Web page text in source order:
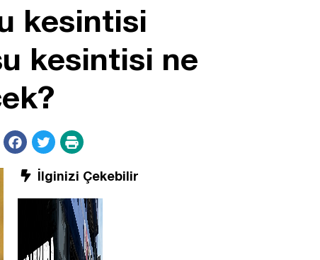
kesintisi
kesintisi ne
İlginizi Çekebilir